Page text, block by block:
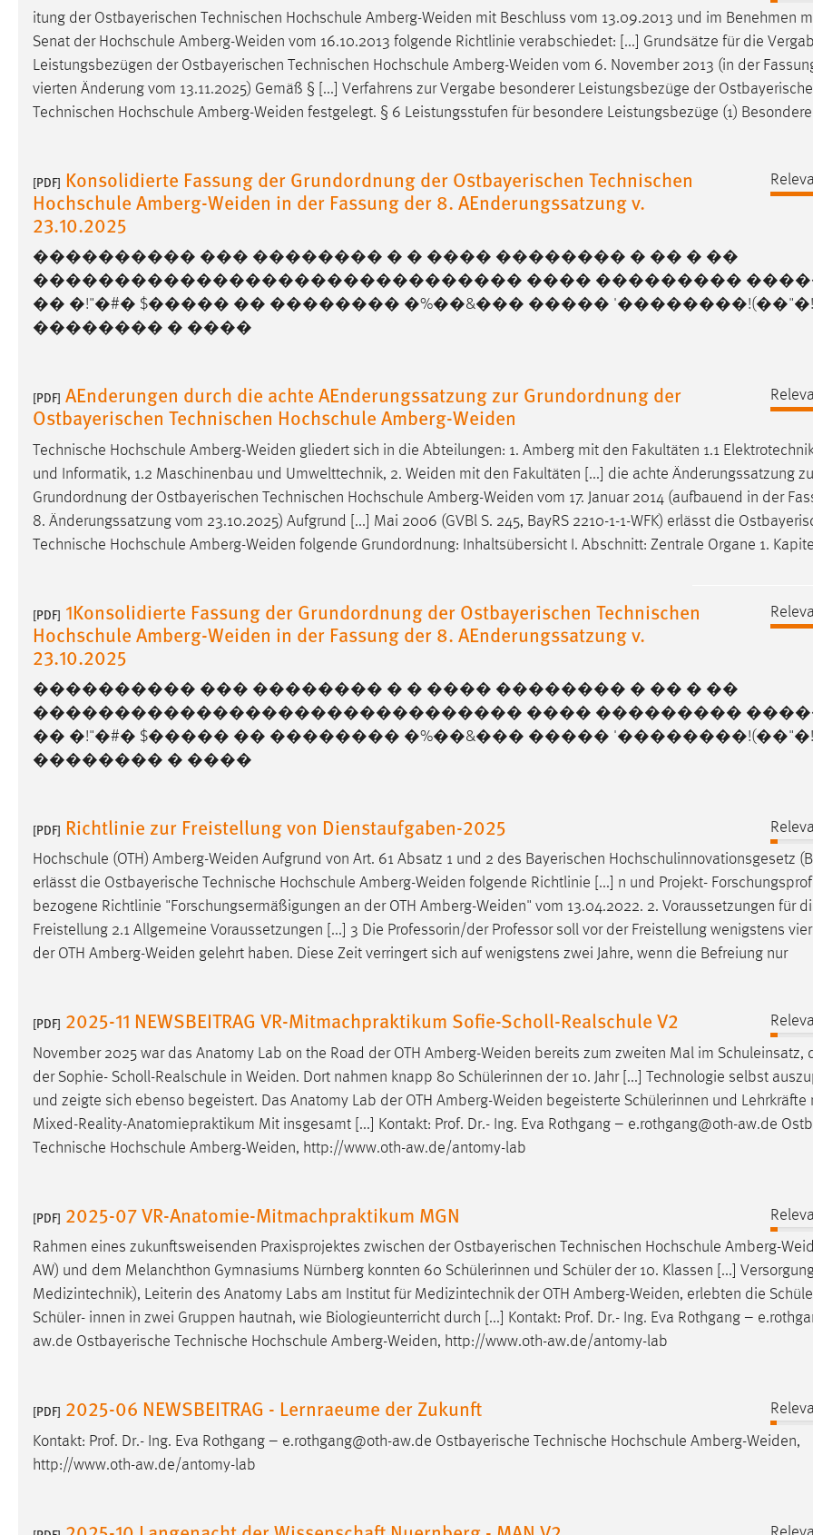
itung der Ostbayerischen Technischen Hochschule Amberg-Weiden mit Beschluss vom 13.09.2013 und im Benehmen
Senat der Hochschule Amberg-Weiden vom 16.10.2013 folgende Richtlinie verabschiedet: [...] Grundsätze für die
Leistungsbezügen der Ostbayerischen Technischen Hochschule Amberg-Weiden vom 6. November 2013 (in der
vierten Änderung vom 13.11.2025) Gemäß § [...] Verfahrens zur Vergabe besonderer Leistungsbezüge der
Technischen Hochschule Amberg-Weiden festgelegt. § 6 Leistungsstufen für besondere Leistungsbezüge (1)
[PDF] Konsolidierte Fassung der Grundordnung der Ostbayerischen Technischen
Hochschule Amberg-Weiden in der Fassung der 8. AEnderungssatzung v.
23.10.2025
���������� ��� �������� � � ���� �������� � �� � ��
������������������������������ ���� ���������
�� �!"�#� $����� �� �������� �%��&��� �����
�������� � ����
[PDF] AEnderungen durch die achte AEnderungssatzung zur Grundordnung der
Ostbayerischen Technischen Hochschule Amberg-Weiden
Technische Hochschule Amberg-Weiden gliedert sich in die Abteilungen: 1. Amberg mit den Fakultäten 1.1
und Informatik, 1.2 Maschinenbau und Umwelttechnik, 2. Weiden mit den Fakultäten [...] die achte Änderungssatzung
Grundordnung der Ostbayerischen Technischen Hochschule Amberg-Weiden vom 17. Januar 2014 (aufbauend in der
8. Änderungssatzung vom 23.10.2025) Aufgrund [...] Mai 2006 (GVBl S. 245, BayRS 2210-1-1-WFK) erlässt die
Technische Hochschule Amberg-Weiden folgende Grundordnung: Inhaltsübersicht I. Abschnitt: Zentrale Organe 1.
[PDF] 1Konsolidierte Fassung der Grundordnung der Ostbayerischen Technischen
Hochschule Amberg-Weiden in der Fassung der 8. AEnderungssatzung v.
23.10.2025
���������� ��� �������� � � ���� �������� � �� � ��
������������������������������ ���� ���������
�� �!"�#� $����� �� �������� �%��&��� �����
�������� � ����
[PDF] Richtlinie zur Freistellung von Dienstaufgaben-2025
Hochschule (OTH) Amberg-Weiden Aufgrund von Art. 61 Absatz 1 und 2 des Bayerischen Hochschulinnovationsgesetz
erlässt die Ostbayerische Technische Hochschule Amberg-Weiden folgende Richtlinie [...] n und Projekt-
bezogene Richtlinie "Forschungsermäßigungen an der OTH Amberg-Weiden" vom 13.04.2022. 2. Voraussetzungen für
Freistellung 2.1 Allgemeine Voraussetzungen [...] 3 Die Professorin/der Professor soll vor der Freistellung wenigstens vier
der OTH Amberg-Weiden gelehrt haben. Diese Zeit verringert sich auf wenigstens zwei Jahre, wenn die Befreiung nur
[PDF] 2025-11 NEWSBEITRAG VR-Mitmachpraktikum Sofie-Scholl-Realschule V2
November 2025 war das Anatomy Lab on the Road der OTH Amberg-Weiden bereits zum zweiten Mal im Schuleinsatz,
der Sophie- Scholl-Realschule in Weiden. Dort nahmen knapp 80 Schülerinnen der 10. Jahr [...] Technologie selbst
und zeigte sich ebenso begeistert. Das Anatomy Lab der OTH Amberg-Weiden begeisterte Schülerinnen und Lehrkräfte
Mixed-Reality-Anatomiepraktikum Mit insgesamt [...] Kontakt: Prof. Dr.- Ing. Eva Rothgang – e.rothgang@oth-aw.de
Technische Hochschule Amberg-Weiden, http://www.oth-aw.de/antomy-lab
[PDF] 2025-07 VR-Anatomie-Mitmachpraktikum MGN
Rahmen eines zukunftsweisenden Praxisprojektes zwischen der Ostbayerischen Technischen Hochschule Amberg-
AW) und dem Melanchthon Gymnasiums Nürnberg konnten 60 Schülerinnen und Schüler der 10. Klassen [...]
Medizintechnik), Leiterin des Anatomy Labs am Institut für Medizintechnik der OTH Amberg-Weiden, erlebten die
Schüler- innen in zwei Gruppen hautnah, wie Biologieunterricht durch [...] Kontakt: Prof. Dr.- Ing. Eva Rothgang –
aw.de Ostbayerische Technische Hochschule Amberg-Weiden, http://www.oth-aw.de/antomy-lab
[PDF] 2025-06 NEWSBEITRAG - Lernraeume der Zukunft
Kontakt: Prof. Dr.- Ing. Eva Rothgang – e.rothgang@oth-aw.de Ostbayerische Technische Hochschule Amberg-Weiden,
http://www.oth-aw.de/antomy-lab
Zweck: Zugriffsstatistik
Cookie Laufzeit: Max. 13 Monate
verwendet, um personalisierte Werbung anzuzeigen.
Sie tun dies, indem sie Besucher über Websites
hinweg verfolgen.
Google Ads
Name: _gcl_au
Anbieter: Google Ireland Limited
Cookie Laufzeit: 3 Monate
Facebook Pixel
Name: _fbp
Anbieter: Facebook
EXTERNE MEDIEN
Um Inhalte von Videoplattformen und Social Media
Plattformen anzeigen zu können, werden von diesen
externen Medien Cookies gesetzt.
Vimeo